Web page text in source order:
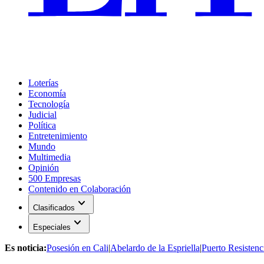
Loterías
Economía
Tecnología
Judicial
Política
Entretenimiento
Mundo
Multimedia
Opinión
500 Empresas
Contenido en Colaboración
Clasificados expand_more
Especiales expand_more
Es noticia:Posesión en Cali|Abelardo de la Espriella|Puerto